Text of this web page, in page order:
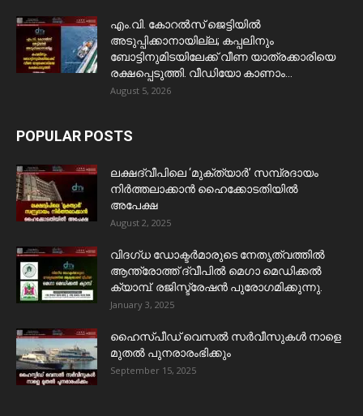
​എം.വി. കോറൽസ് ജെട്ടിയിൽ
അടുപ്പിക്കാനായില്ല; കപ്പലിനും
ബോട്ടിനുമിടയിലേക്ക് വീണ യാത്രക്കാരിയെ
രക്ഷപ്പെടുത്തി. വീഡിയോ കാണാം...
August 5, 2026
POPULAR POSTS
ലക്ഷദ്വീപിലെ ‘മുക്ത്യാർ’ സമ്പ്രദായം
നിർത്തലാക്കാൻ ഹൈക്കോടതിയിൽ
അപേക്ഷ
August 2, 2025
വിദഗ്ധ ഡോക്ടർമാരുടെ നേതൃത്വത്തിൽ
ആന്ത്രോത്ത് ദ്വീപിൽ മെഗാ മെഡിക്കൽ
ക്യാമ്പ്. രജിസ്ട്രേഷൻ പുരോഗമിക്കുന്നു.
January 3, 2025
ഹൈസ്പീഡ് വെസൽ സർവീസുകൾ നാളെ
മുതൽ പുനരാരംഭിക്കും
September 15, 2025